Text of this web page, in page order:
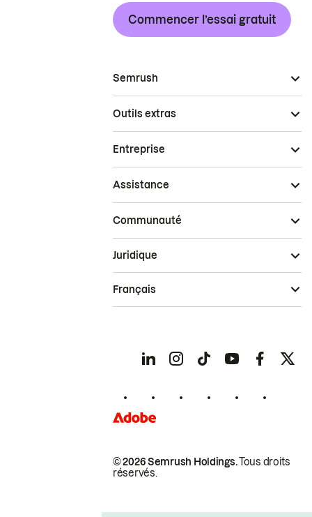
Commencer l’essai gratuit
Semrush
Outils extras
Entreprise
Assistance
Communauté
© 2026 Semrush Holdings.Tous droits
réservés.
Juridique
Français